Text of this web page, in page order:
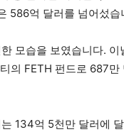
586억 달러를 넘어섰습
모습을 보였습니다.
의 FETH 펀드로 687
134억 5천만 달러에